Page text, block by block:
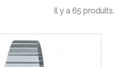
Il y a 65 produits.